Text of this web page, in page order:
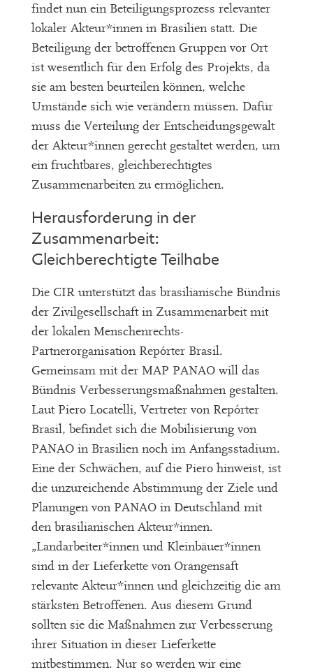
findet nun ein Beteiligungsprozess relevanter
lokaler Akteur*innen in Brasilien statt. Die
Beteiligung der betroffenen Gruppen vor Ort
ist wesentlich für den Erfolg des Projekts, da
sie am besten beurteilen können, welche
Umstände sich wie verändern müssen. Dafür
muss die Verteilung der Entscheidungsgewalt
der Akteur*innen gerecht gestaltet werden, um
ein fruchtbares, gleichberechtigtes
Zusammenarbeiten zu ermöglichen.
Herausforderung in der
Zusammenarbeit:
Gleichberechtigte Teilhabe
Die CIR unterstützt das brasilianische Bündnis
der Zivilgesellschaft in Zusammenarbeit mit
der lokalen Menschenrechts-
Partnerorganisation Repórter Brasil.
Gemeinsam mit der MAP PANAO will das
Bündnis Verbesserungsmaßnahmen gestalten.
Laut Piero Locatelli, Vertreter von Repórter
Brasil, befindet sich die Mobilisierung von
PANAO in Brasilien noch im Anfangsstadium.
Eine der Schwächen, auf die Piero hinweist, ist
die unzureichende Abstimmung der Ziele und
Planungen von PANAO in Deutschland mit
den brasilianischen Akteur*innen.
„Landarbeiter*innen und Kleinbäuer*innen
sind in der Lieferkette von Orangensaft
relevante Akteur*innen und gleichzeitig die am
stärksten Betroffenen. Aus diesem Grund
sollten sie die Maßnahmen zur Verbesserung
ihrer Situation in dieser Lieferkette
mitbestimmen. Nur so werden wir eine